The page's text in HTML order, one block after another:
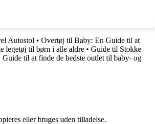
Autostol • Overtøj til Baby: En Guide til at
legetøj til børn i alle aldre • Guide til Stokke
Guide til at finde de bedste outlet til baby- og
eller bruges uden tilladelse.